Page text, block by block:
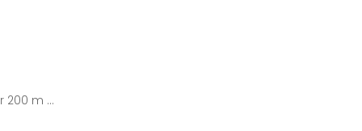
200 m